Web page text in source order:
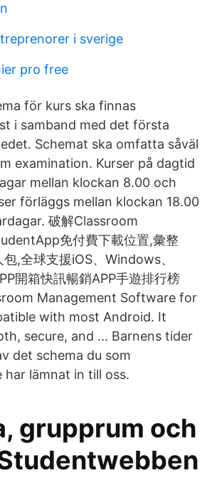
i sverige
pro free
för kurs ska finnas
i samband med det första
Schemat ska omfatta såväl
examination. Kurser på dagtid
mellan klockan 8.00 och
förläggs mellan klockan 18.00
破解Classroom
免付費下載位置,彙整
,全球支援iOS、Windows、
開箱快訊暢銷APP手遊排行榜
Management Software for
with most Android. It
secure, and … Barnens tider
det schema du som
har lämnat in till oss.
grupprum och